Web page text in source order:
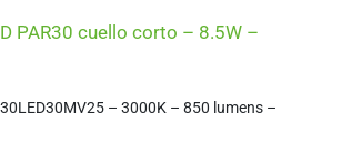
PAR30 cuello corto – 8.5W –
– 3000K – 850 lumens –